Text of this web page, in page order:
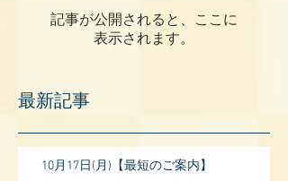
記事が公開されると、ここに
表示されます。
最新記事
10月17日(月)【最短のご案内】